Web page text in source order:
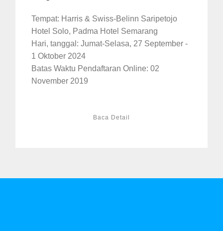
Tempat: Harris & Swiss-Belinn Saripetojo
Hotel Solo, Padma Hotel Semarang
Hari, tanggal: Jumat-Selasa, 27 September -
1 Oktober 2024
Batas Waktu Pendaftaran Online: 02
November 2019
Baca Detail